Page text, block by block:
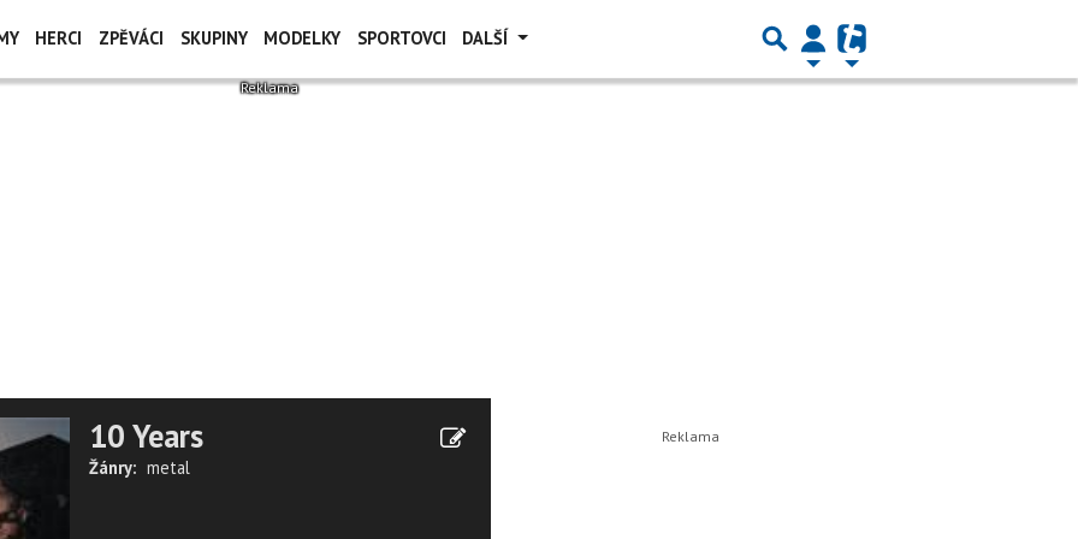
HERCI ZPĚVÁCI SKUPINY MODELKY SPORTOVCI DALŠÍ
10 Years
Žánry: metal